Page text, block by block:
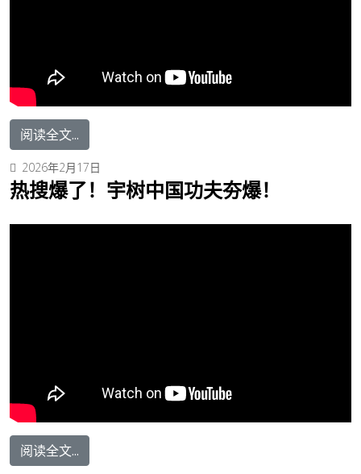
阅读全文...
2026年2月17日
热搜爆了！宇树中国功夫夯爆！
阅读全文...